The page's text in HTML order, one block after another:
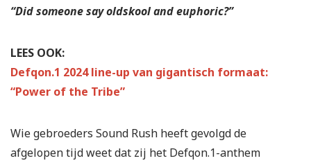
“Did someone say oldskool and euphoric?”
LEES OOK:
Defqon.1 2024 line-up van gigantisch formaat:
“Power of the Tribe”
Wie gebroeders Sound Rush heeft gevolgd de
afgelopen tijd weet dat zij het Defqon.1-anthem